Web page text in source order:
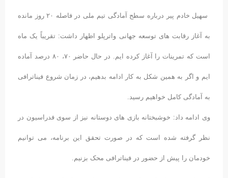
سهیل خادم پیر درباره سطح آمادگی تیم ملی در فاصله ۲۰ روز مانده
به آغاز رقابت های توسعه جهانی واترپلو اظهار داشت: تقریباً یک ماه
است که تمرینات را آغاز کرده ایم. در حال حاضر ۷۰، ۸۰ درصد آماده
ایم و اگر به همین شکل به کار ادامه بدهیم، در زمان شروع فیناترافی
به آمادگی کامل خواهیم رسید.
وی ادامه داد: خوشبختانه بازی های دوستانه نیز از سوی فدراسیون در
نظر گرفته شده است که در صورت تحقق این برنامه، می توانیم
خودمان را پیش از حضور در فیناترافی محک بزنیم.